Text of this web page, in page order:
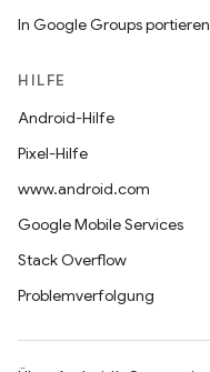
In Google Groups portieren
HILFE
Android-Hilfe
Pixel-Hilfe
www.android.com
Google Mobile Services
Stack Overflow
Problemverfolgung